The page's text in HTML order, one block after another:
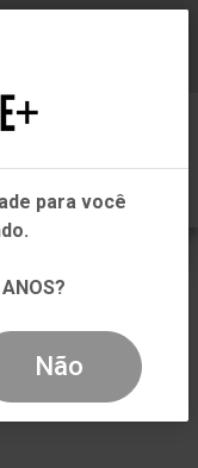
para você
Não